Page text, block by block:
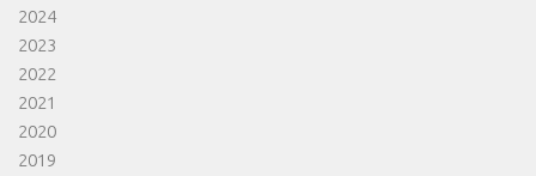
2024
2023
2022
2021
2020
2019